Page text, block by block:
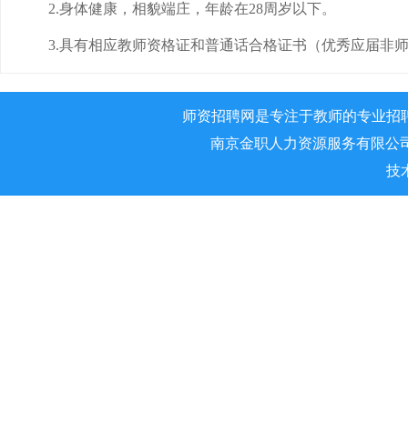
2.身体健康，相貌端庄，年龄在28周岁以下。
3.具有相应教师资格证和普通话合格证书（优秀应届非
师资招聘网是专注于教师的专业
南京金职人力资源服务有限公
技